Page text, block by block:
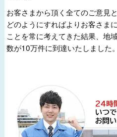
お客さまから頂く全てのご意見
どのようにすればよりお客さま
ことを常に考えてきた結果、地
数が10万件に到達いたしました。